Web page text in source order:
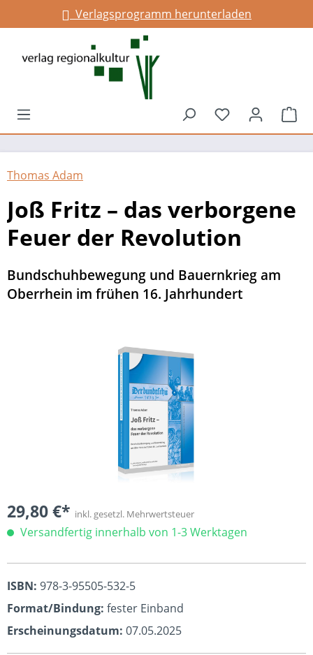
springenVerlagsprogramm herunterladen
Du hast 0
Thomas Adam
Joß Fritz – das verborgene
Feuer der Revolution
Bundschuhbewegung und Bauernkrieg am
Oberrhein im frühen 16. Jahrhundert
29,80 €* inkl. gesetzl. Mehrwertsteuer
Versandfertig innerhalb von 1-3 Werktagen
ISBN: 978-3-95505-532-5
Format/Bindung: fester Einband
Erscheinungsdatum: 07.05.2025